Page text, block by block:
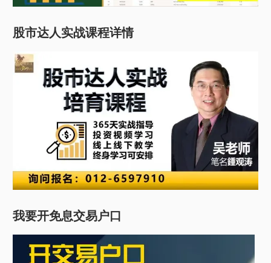
股市达人实战课程详情
我要开免息交易户口